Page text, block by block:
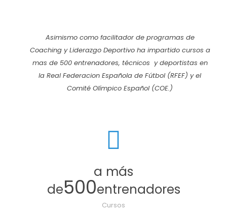
Asimismo como facilitador de programas de
Coaching y Liderazgo Deportivo ha impartido cursos a
mas de 500 entrenadores, técnicos y deportistas en
la Real Federacion Española de Fútbol (RFEF) y el
Comité Olímpico Español (COE.)
a más
de500entrenadores
Cursos